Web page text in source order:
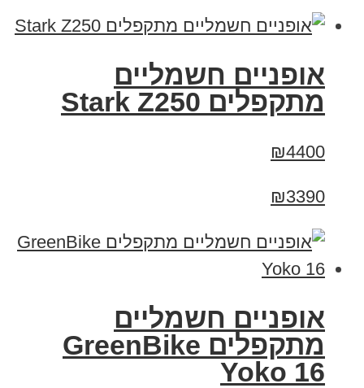
‏אופניים חשמליים
‏מתקפלים Stark Z250
₪4400
₪3390
‏אופניים חשמליים
‏מתקפלים GreenBike
Yoko 16